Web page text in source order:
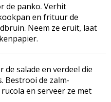
de panko. Verhit
en frituur de
Neem ze eruit, laat
de salade en verdeel die
Bestrooi de zalm-
en serveer ze met